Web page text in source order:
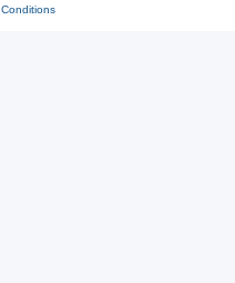
Conditions